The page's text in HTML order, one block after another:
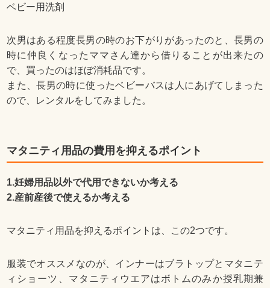
ベビー用洗剤
次男はある程度長男の時のお下がりがあったのと、長男の
時に仲良くなったママさん達から借りることが出来たの
で、買ったのはほぼ消耗品です。
また、長男の時に使ったベビーバスは人にあげてしまった
ので、レンタルをしてみました。
マタニティ用品の費用を抑えるポイント
1.妊婦用品以外で代用できないか考える
2.産前産後で使えるか考える
マタニティ用品を抑えるポイントは、この2つです。
服装でオススメなのが、インナーはブラトップとマタニテ
ィショーツ、マタニティウエアはボトムのみか授乳期兼